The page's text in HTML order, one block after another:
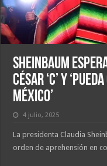
Sheinbaum
César ‘C’ y
México’
4 julio, 2025
La presidenta Claudia
orden de aprehensión en